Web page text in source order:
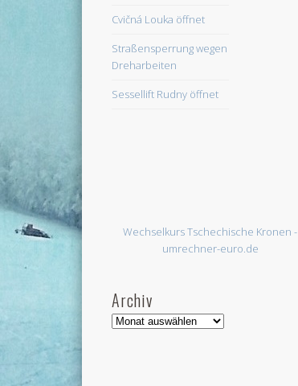
Cvičná Louka öffnet
Straßensperrung wegen
Dreharbeiten
Sessellift Rudny öffnet
Wechselkurs Tschechische Kronen -
umrechner-euro.de
Archiv
Archiv